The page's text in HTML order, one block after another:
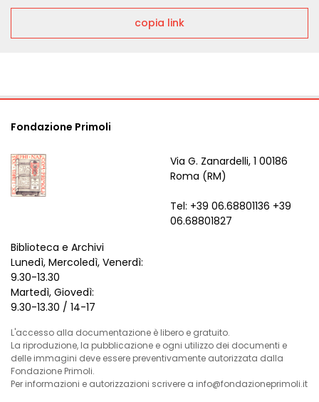
copia link
Fondazione Primoli
Via G. Zanardelli, 1 00186
Roma (RM)
Tel: +39 06.68801136 +39
06.68801827
Biblioteca e Archivi
Lunedì, Mercoledì, Venerdì:
9.30-13.30
Martedì, Giovedì:
9.30-13.30 / 14-17
L'accesso alla documentazione è libero e gratuito.
La riproduzione, la pubblicazione e ogni utilizzo dei documenti e
delle immagini deve essere preventivamente autorizzata dalla
Fondazione Primoli.
Per informazioni e autorizzazioni scrivere a info@fondazioneprimoli.it